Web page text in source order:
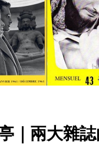
｜兩大雜誌